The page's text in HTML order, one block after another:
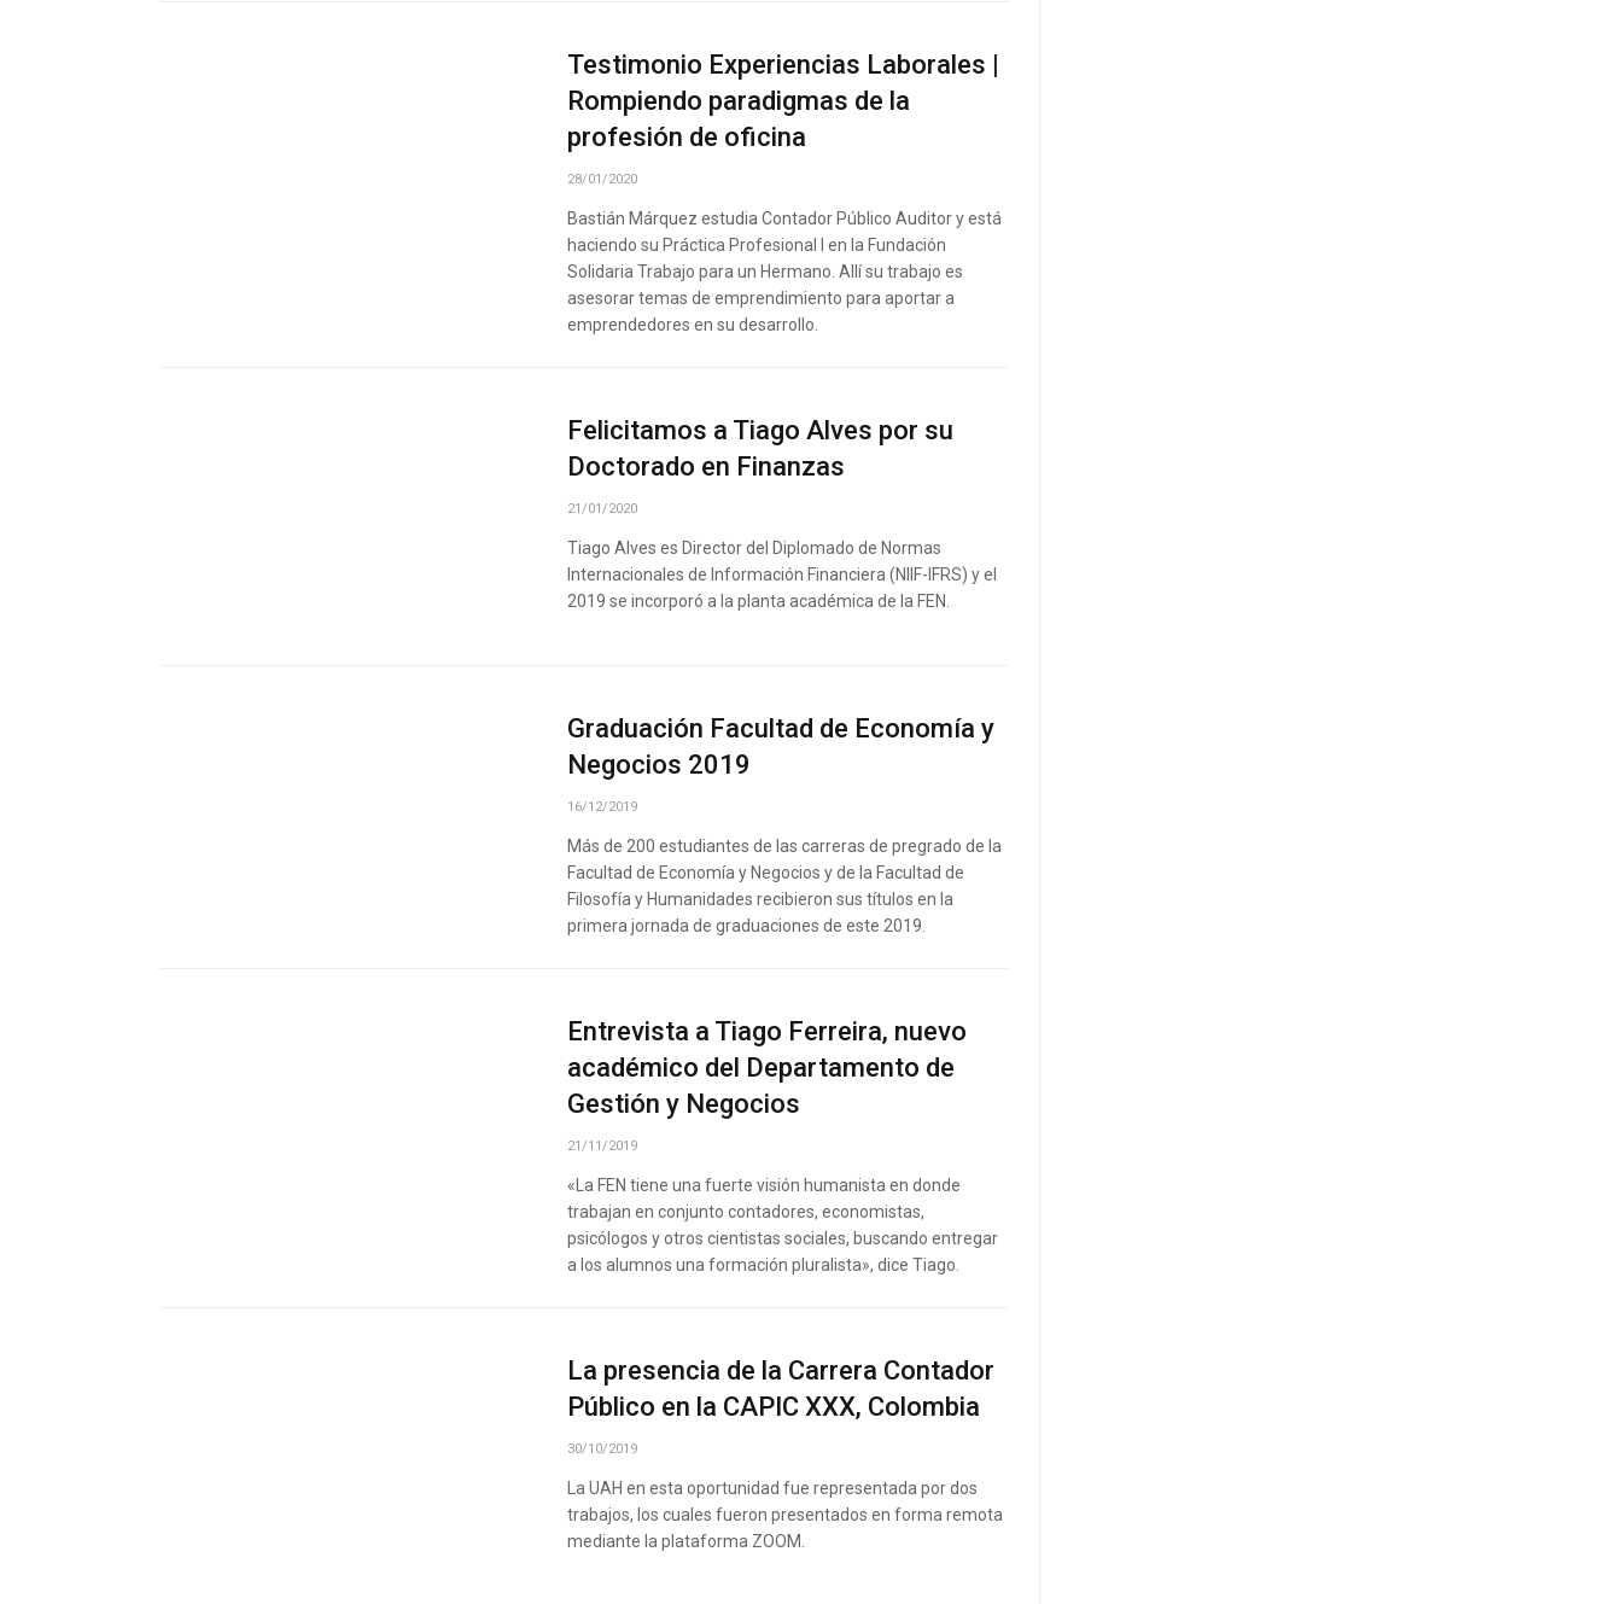
Testimonio Experiencias Laborales |
Rompiendo paradigmas de la
profesión de oficina
28/01/2020
Bastián Márquez estudia Contador Público Auditor y está
haciendo su Práctica Profesional I en la Fundación
Solidaria Trabajo para un Hermano. Allí su trabajo es
asesorar temas de emprendimiento para aportar a
emprendedores en su desarrollo.
Felicitamos a Tiago Alves por su
Doctorado en Finanzas
21/01/2020
Tiago Alves es Director del Diplomado de Normas
Internacionales de Información Financiera (NIIF-IFRS) y el
2019 se incorporó a la planta académica de la FEN.
Graduación Facultad de Economía y
Negocios 2019
16/12/2019
Más de 200 estudiantes de las carreras de pregrado de la
Facultad de Economía y Negocios y de la Facultad de
Filosofía y Humanidades recibieron sus títulos en la
primera jornada de graduaciones de este 2019.
Entrevista a Tiago Ferreira, nuevo
académico del Departamento de
Gestión y Negocios
21/11/2019
«La FEN tiene una fuerte visión humanista en donde
trabajan en conjunto contadores, economistas,
psicólogos y otros cientistas sociales, buscando entregar
a los alumnos una formación pluralista», dice Tiago.
La presencia de la Carrera Contador
Público en la CAPIC XXX, Colombia
30/10/2019
La UAH en esta oportunidad fue representada por dos
trabajos, los cuales fueron presentados en forma remota
mediante la plataforma ZOOM.